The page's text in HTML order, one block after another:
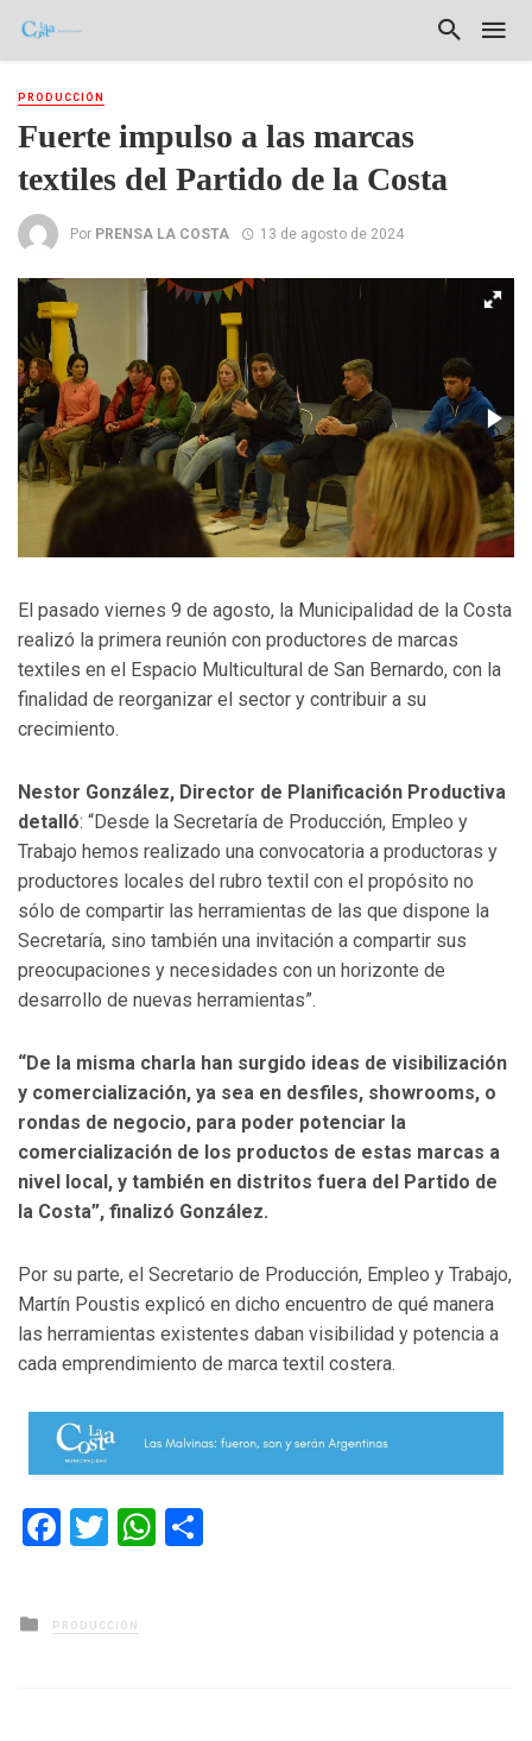
PRODUCCIÓN
Fuerte impulso a las marcas
textiles del Partido de la Costa
Por PRENSA LA COSTA 13 de agosto de 2024
El pasado viernes 9 de agosto, la Municipalidad de la Costa
realizó la primera reunión con productores de marcas
textiles en el Espacio Multicultural de San Bernardo, con la
finalidad de reorganizar el sector y contribuir a su
crecimiento.
Nestor González, Director de Planificación Productiva
detalló: “Desde la Secretaría de Producción, Empleo y
Trabajo hemos realizado una convocatoria a productoras y
productores locales del rubro textil con el propósito no
sólo de compartir las herramientas de las que dispone la
Secretaría, sino también una invitación a compartir sus
preocupaciones y necesidades con un horizonte de
desarrollo de nuevas herramientas”.
“De la misma charla han surgido ideas de visibilización
y comercialización, ya sea en desfiles, showrooms, o
rondas de negocio, para poder potenciar la
comercialización de los productos de estas marcas a
nivel local, y también en distritos fuera del Partido de
la Costa”, finalizó González.
Por su parte, el Secretario de Producción, Empleo y Trabajo,
Martín Poustis explicó en dicho encuentro de qué manera
las herramientas existentes daban visibilidad y potencia a
cada emprendimiento de marca textil costera.
Facebook
TwitterWhatsApp
Posted
in
PRODUCCIÓN